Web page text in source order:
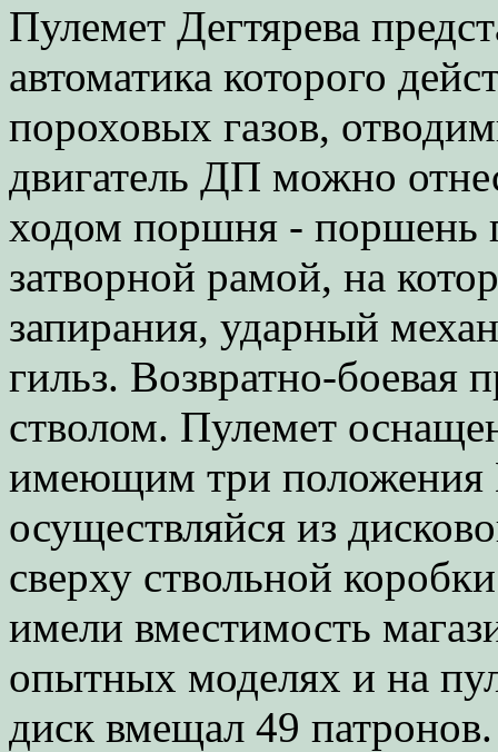
Пулемет Дегтярева
автоматика которого
пороховых газов,
двигатель ДП можно
ходом поршня - поршень
затворной рамой, на
запирания, ударный
гильз. Возвратно-боевая
стволом. Пулемет
имеющим три положения
осуществляйся из
сверху ствольной
имели вместимость
опытных моделях и на
диск вмещал 49 патронов.